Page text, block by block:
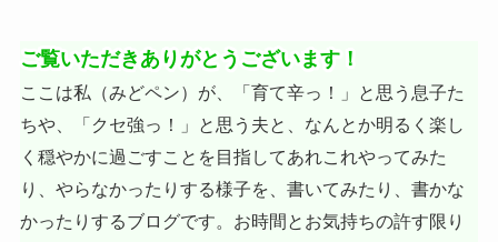
ご覧いただきありがとうございます！
ここは私（みどペン）が、「育て辛っ！」と思う息子た
ちや、「クセ強っ！」と思う夫と、なんとか明るく楽し
く穏やかに過ごすことを目指してあれこれやってみた
り、やらなかったりする様子を、書いてみたり、書かな
かったりするブログです。お時間とお気持ちの許す限り